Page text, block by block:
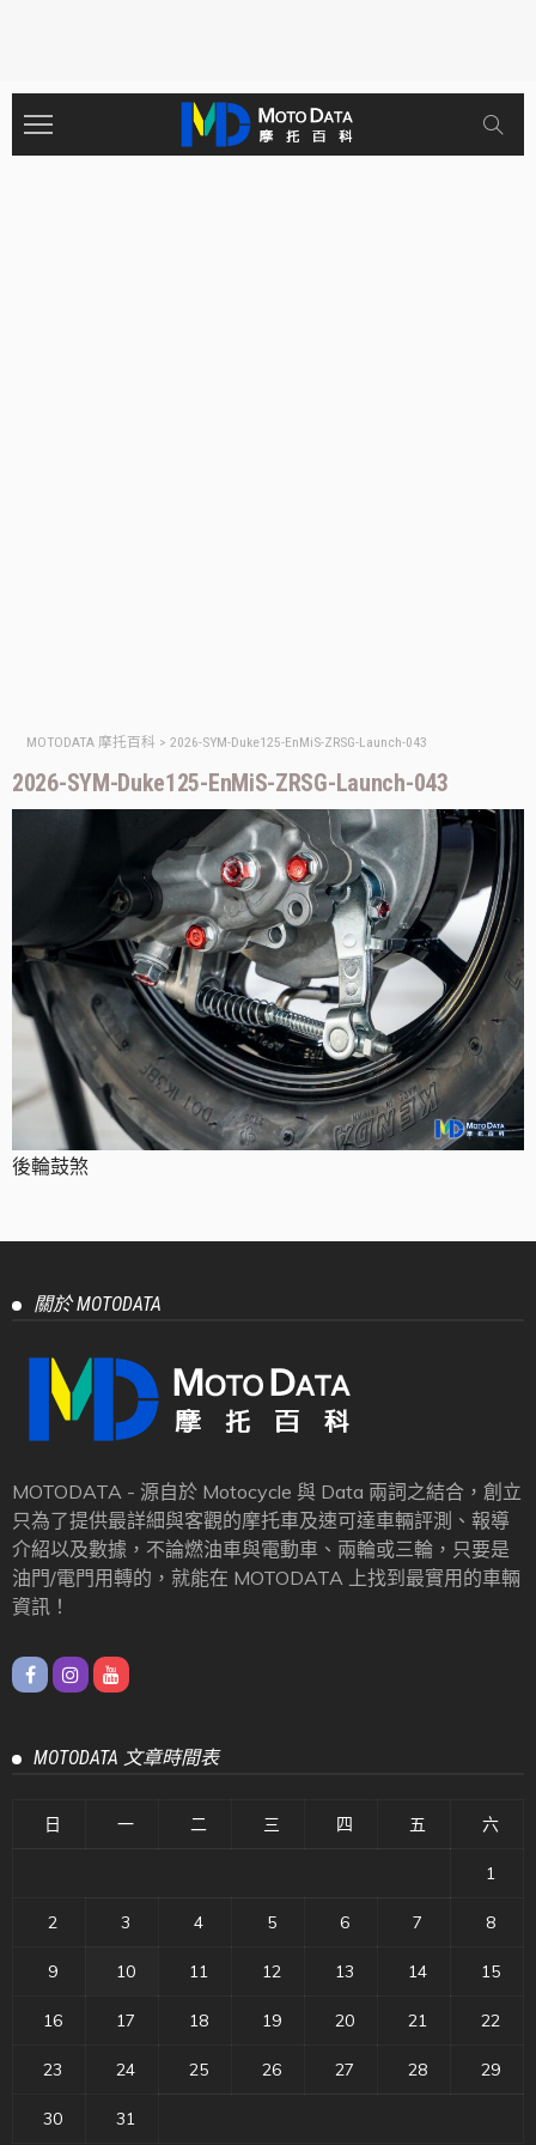
MOTODATA 摩托百科 > 2026-SYM-Duke125-EnMiS-ZRSG-Launch-043
2026-SYM-Duke125-EnMiS-ZRSG-Launch-043
後輪鼓煞
關於 MOTODATA
MOTODATA - 源自於 Motocycle 與 Data 兩詞之結合，創立
只為了提供最詳細與客觀的摩托車及速可達車輛評測、報導
介紹以及數據，不論燃油車與電動車、兩輪或三輪，只要是
油門/電門用轉的，就能在 MOTODATA 上找到最實用的車輛
資訊！
MOTODATA 文章時間表
日 一 二 三 四 五 六
1
2 3 4 5 6 7 8
9 10 11 12 13 14 15
16 17 18 19 20 21 22
23 24 25 26 27 28 29
30 31